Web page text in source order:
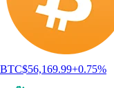
BTC$56,169.99+0.75%